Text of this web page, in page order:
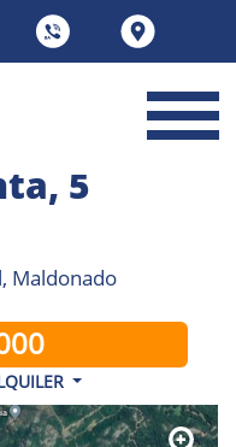
5
Maldonado